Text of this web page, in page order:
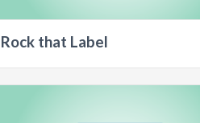
Rock that Label